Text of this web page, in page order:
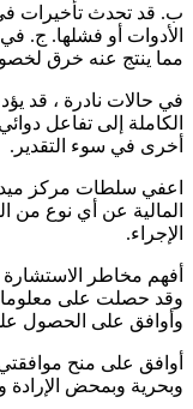
ب. قد تحدث تأخيرات
الأدوات أو فشلها. ج.
مما ينتج عنه خرق
في حالات نادرة ، قد
الكاملة إلى تفاعل
أخرى في سوء التقدير.
اعفي سلطات مركز
المالية عن أي نوع من
الإجراء.
أفهم مخاطر الاستشارة
وقد حصلت على معلومات
وأوافق على الحصول
أوافق على منح
وبحرية وبمحض الإرادة